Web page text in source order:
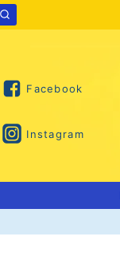
Facebook
Instagram